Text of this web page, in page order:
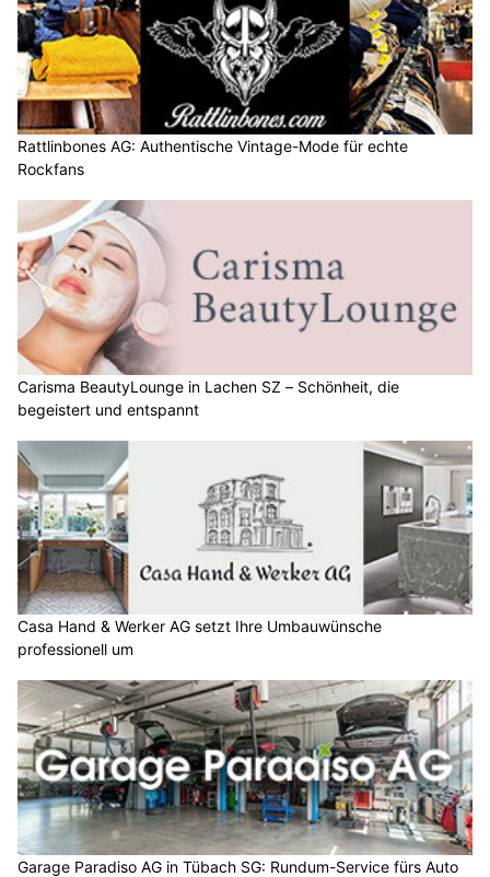
Rattlinbones AG: Authentische Vintage-Mode für echte
Rockfans
Carisma BeautyLounge in Lachen SZ – Schönheit, die
begeistert und entspannt
Casa Hand & Werker AG setzt Ihre Umbauwünsche
professionell um
Garage Paradiso AG in Tübach SG: Rundum-Service fürs Auto